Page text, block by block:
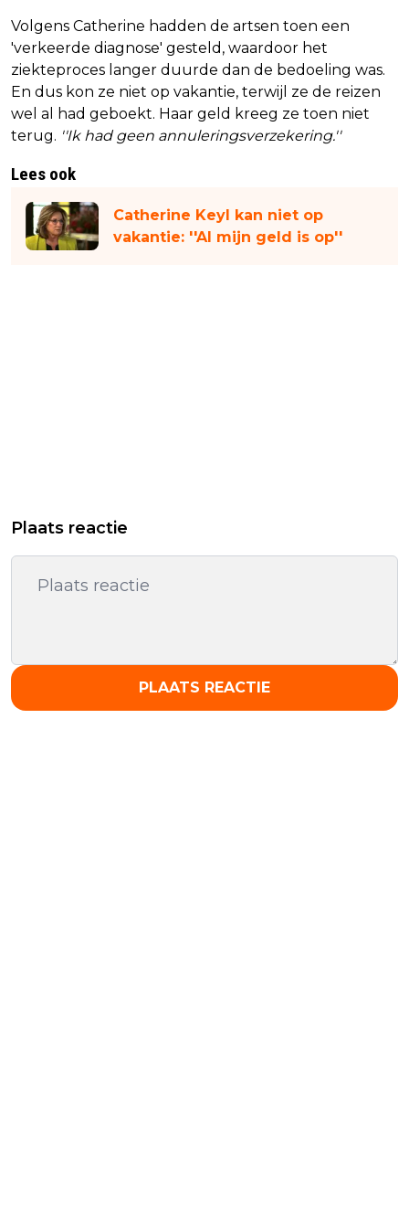
Volgens Catherine hadden de artsen toen een
'verkeerde diagnose' gesteld, waardoor het
ziekteproces langer duurde dan de bedoeling was.
En dus kon ze niet op vakantie, terwijl ze de reizen
wel al had geboekt. Haar geld kreeg ze toen niet
terug. ''Ik had geen annuleringsverzekering.''
Lees ook
Catherine Keyl kan niet op
vakantie: ''Al mijn geld is op''
Plaats reactie
PLAATS REACTIE